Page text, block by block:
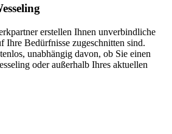
erstellen Ihnen unverbindliche
Ihre Bedürfnisse zugeschnitten sind.
unabhängig davon, ob Sie einen
oder außerhalb Ihres aktuellen